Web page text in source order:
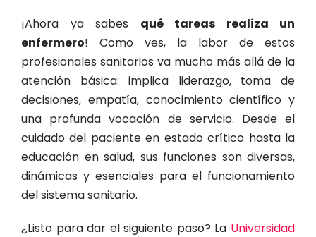
¡Ahora ya sabes qué tareas realiza un
enfermero! Como ves, la labor de estos
profesionales sanitarios va mucho más allá de la
atención básica: implica liderazgo, toma de
decisiones, empatía, conocimiento científico y
una profunda vocación de servicio. Desde el
cuidado del paciente en estado crítico hasta la
educación en salud, sus funciones son diversas,
dinámicas y esenciales para el funcionamiento
del sistema sanitario.
¿Listo para dar el siguiente paso? La Universidad